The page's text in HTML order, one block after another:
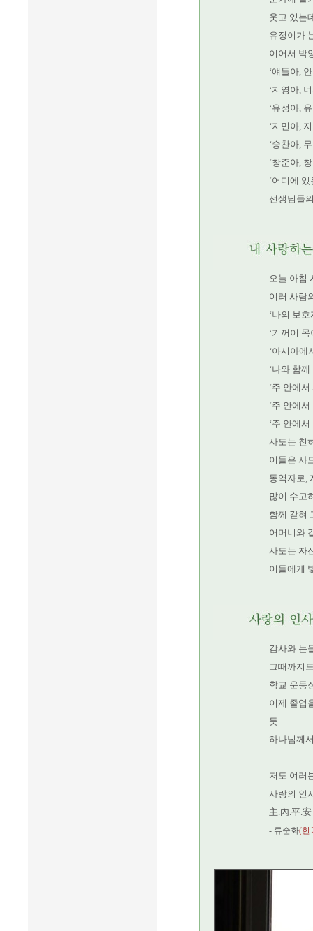
웃고 있는
유정이가
이어서 박
‘얘들아,
‘지영아,
‘유정아,
‘지민아,
‘승찬아,
‘창준아,
‘어디에
선생님들
오늘 아침
여러 사람
‘나의 보
‘기꺼이
‘아시아에
‘나와 함
‘주 안에
‘주 안에
‘주 안에
사도는 친
이들은 사
동역자로,
많이 수고
함께 갇혀
어머니와
사도는 자
이들에게
감사와 눈
그때까지
학교 운동
이제 졸업
듯
하나님께
저도 여러
사랑의 인
主.內.平.安
- 류순화(한